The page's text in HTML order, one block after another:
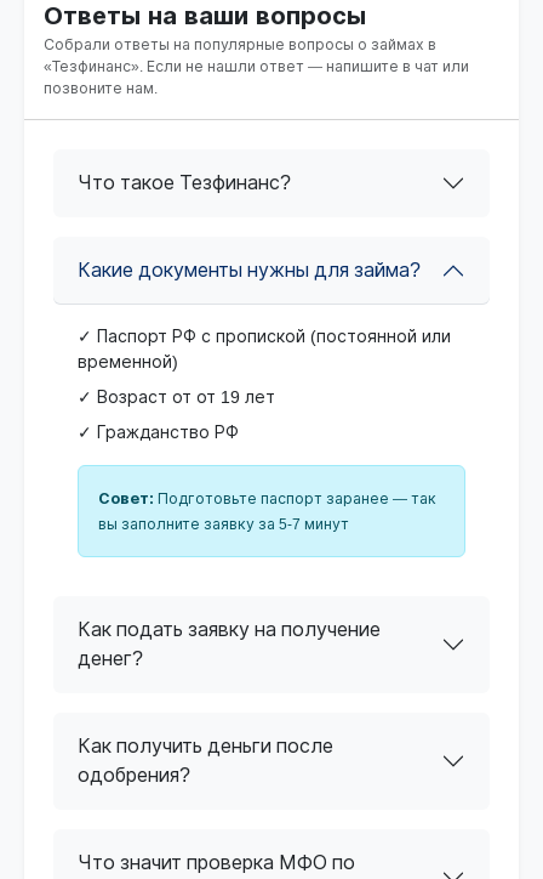
Ответы на ваши вопросы
Собрали ответы на популярные вопросы о займах в
«Тезфинанс». Если не нашли ответ — напишите в чат или
позвоните нам.
Что такое Тезфинанс?
Какие документы нужны для займа?
✓ Паспорт РФ с пропиской (постоянной или
временной)
✓ Возраст от от 19 лет
✓ Гражданство РФ
Совет: Подготовьте паспорт заранее — так
вы заполните заявку за 5-7 минут
Как подать заявку на получение
денег?
Как получить деньги после
одобрения?
Что значит проверка МФО по